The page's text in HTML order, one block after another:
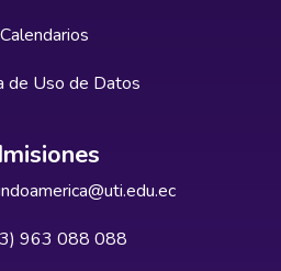
Calendarios
de Uso de Datos
963 088 088